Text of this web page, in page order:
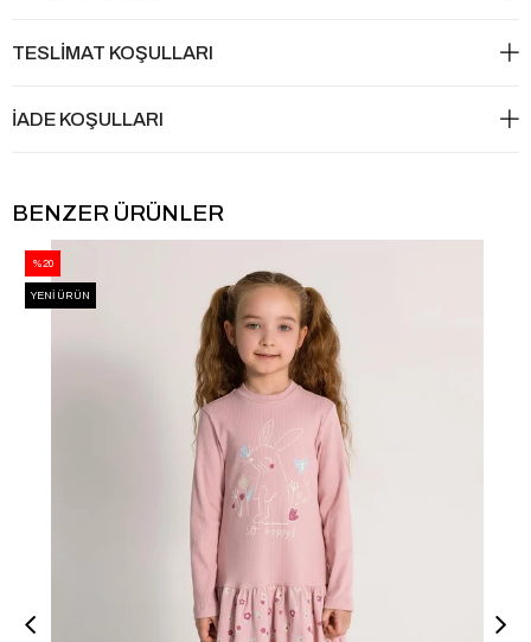
TESLİMAT KOŞULLARI
İADE KOŞULLARI
BENZER ÜRÜNLER
%20
YENI ÜRÜN